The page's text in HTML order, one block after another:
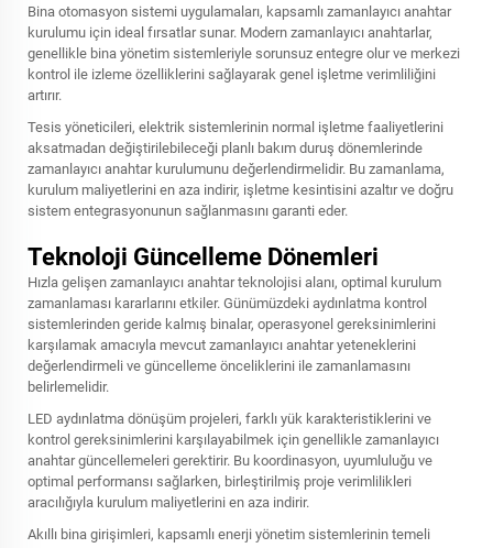
Bina otomasyon sistemi uygulamaları, kapsamlı zamanlayıcı anahtar
kurulumu için ideal fırsatlar sunar. Modern zamanlayıcı anahtarlar,
genellikle bina yönetim sistemleriyle sorunsuz entegre olur ve merkezi
kontrol ile izleme özelliklerini sağlayarak genel işletme verimliliğini
artırır.
Tesis yöneticileri, elektrik sistemlerinin normal işletme faaliyetlerini
aksatmadan değiştirilebileceği planlı bakım duruş dönemlerinde
zamanlayıcı anahtar kurulumunu değerlendirmelidir. Bu zamanlama,
kurulum maliyetlerini en aza indirir, işletme kesintisini azaltır ve doğru
sistem entegrasyonunun sağlanmasını garanti eder.
Teknoloji Güncelleme Dönemleri
Hızla gelişen zamanlayıcı anahtar teknolojisi alanı, optimal kurulum
zamanlaması kararlarını etkiler. Günümüzdeki aydınlatma kontrol
sistemlerinden geride kalmış binalar, operasyonel gereksinimlerini
karşılamak amacıyla mevcut zamanlayıcı anahtar yeteneklerini
değerlendirmeli ve güncelleme önceliklerini ile zamanlamasını
belirlemelidir.
LED aydınlatma dönüşüm projeleri, farklı yük karakteristiklerini ve
kontrol gereksinimlerini karşılayabilmek için genellikle zamanlayıcı
anahtar güncellemeleri gerektirir. Bu koordinasyon, uyumluluğu ve
optimal performansı sağlarken, birleştirilmiş proje verimlilikleri
aracılığıyla kurulum maliyetlerini en aza indirir.
Akıllı bina girişimleri, kapsamlı enerji yönetim sistemlerinin temeli